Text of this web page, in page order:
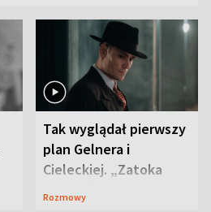
Tak wyglądał pierwszy
plan Gelnera i
Cieleckiej. „Zatoka
szpiegów” od razu ich
Rozmowy